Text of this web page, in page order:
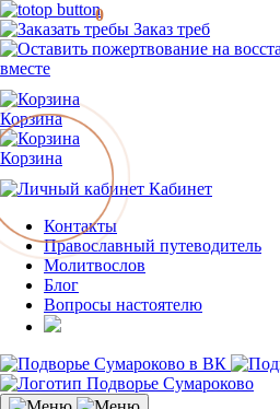
Заказ треб
вместе
Корзина
Корзина
0
Кабинет
Контакты
Православный путеводитель
Молитвослов
Блог
Вопросы настоятелю